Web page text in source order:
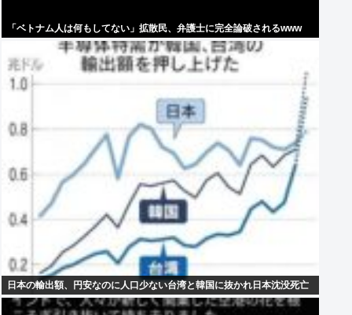
「ベトナム人は何もしてない」拡散民、弁護士に完全論破されるwww
日本の輸出額、円安なのに人口少ない台湾と韓国に抜かれ日本沈没死亡